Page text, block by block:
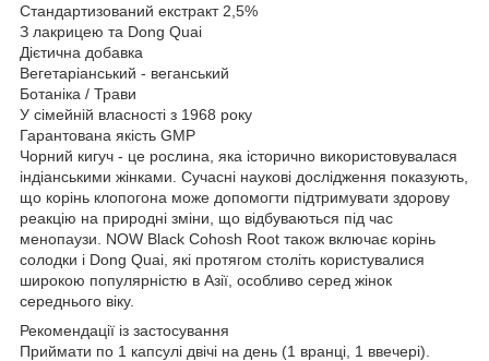
Стандартизований екстракт 2,5%
З лакрицею та Dong Quai
Дієтична добавка
Вегетаріанський - веганський
Ботаніка / Трави
У сімейній власності з 1968 року
Гарантована якість GMP
Чорний кигуч - це рослина, яка історично використовувалася
індіанськими жінками. Сучасні наукові дослідження показують,
що корінь клопогона може допомогти підтримувати здорову
реакцію на природні зміни, що відбуваються під час
менопаузи. NOW Black Cohosh Root також включає корінь
солодки і Dong Quai, які протягом століть користувалися
широкою популярністю в Азії, особливо серед жінок
середнього віку.
Рекомендації із застосування
Приймати по 1 капсулі двічі на день (1 вранці, 1 ввечері).